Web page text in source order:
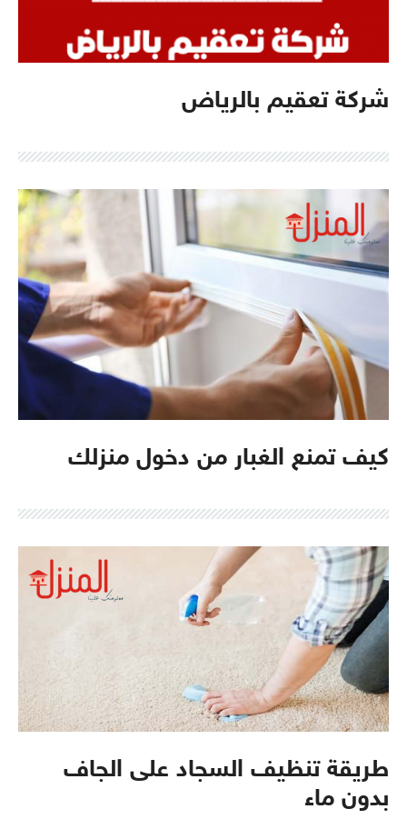
شركة تعقيم بالرياض
كيف تمنع الغبار من دخول منزلك
طريقة تنظيف السجاد على الجاف
بدون ماء